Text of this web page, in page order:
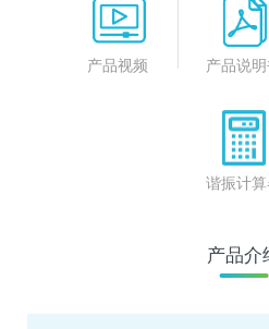
产品视频 产品说
谐振计
产品介